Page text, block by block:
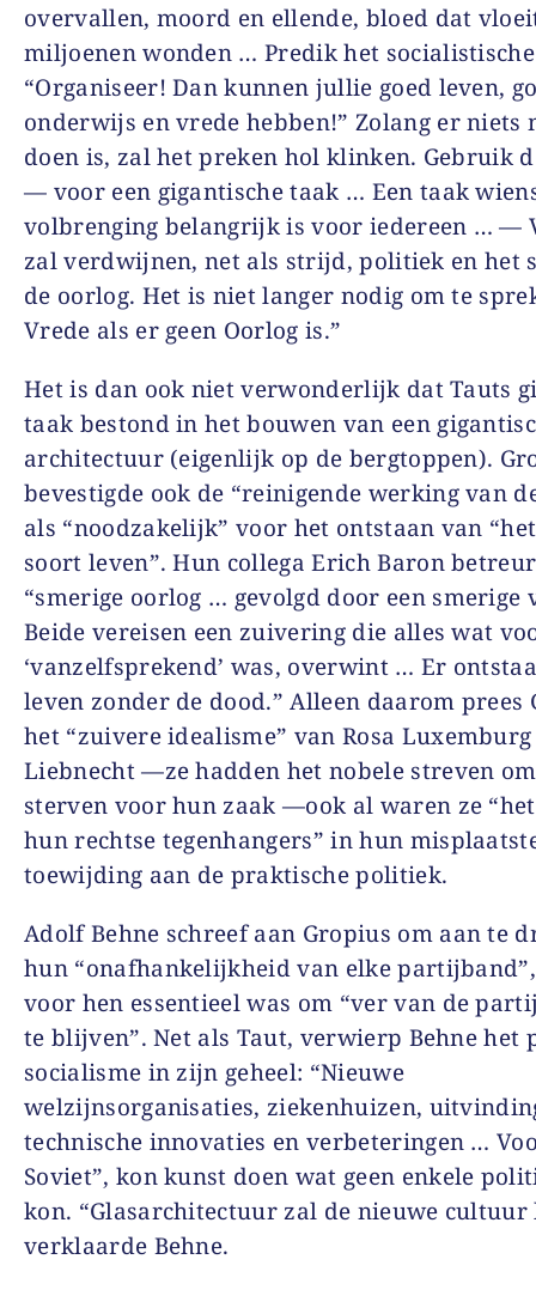
overvallen, moord en ellende, bloed dat
miljoenen wonden … Predik het
“Organiseer! Dan kunnen jullie goed leven,
onderwijs en vrede hebben!” Zolang er niets
doen is, zal het preken hol klinken. Gebruik
— voor een gigantische taak … Een taak
volbrenging belangrijk is voor iedereen … —
zal verdwijnen, net als strijd, politiek en het
de oorlog. Het is niet langer nodig om te
Vrede als er geen Oorlog is.”
Het is dan ook niet verwonderlijk dat Tauts
taak bestond in het bouwen van een
architectuur (eigenlijk op de bergtoppen).
bevestigde ook de “reinigende werking van
als “noodzakelijk” voor het ontstaan van
soort leven”. Hun collega Erich Baron
“smerige oorlog … gevolgd door een smerige
Beide vereisen een zuivering die alles wat
‘vanzelfsprekend’ was, overwint … Er
leven zonder de dood.” Alleen daarom prees
het “zuivere idealisme” van Rosa
Liebnecht —ze hadden het nobele streven
sterven voor hun zaak —ook al waren ze
hun rechtse tegenhangers” in hun
toewijding aan de praktische politiek.
Adolf Behne schreef aan Gropius om aan te
hun “onafhankelijkheid van elke
voor hen essentieel was om “ver van de
te blijven”. Net als Taut, verwierp Behne het
socialisme in zijn geheel: “Nieuwe
welzijnsorganisaties, ziekenhuizen,
technische innovaties en verbeteringen …
Soviet”, kon kunst doen wat geen enkele
kon. “Glasarchitectuur zal de nieuwe cultuur
verklaarde Behne.